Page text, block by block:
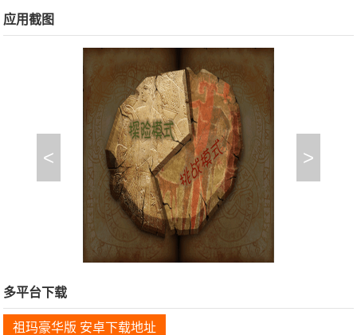
应用截图
< >
多平台下载
祖玛豪华版 安卓下载地址